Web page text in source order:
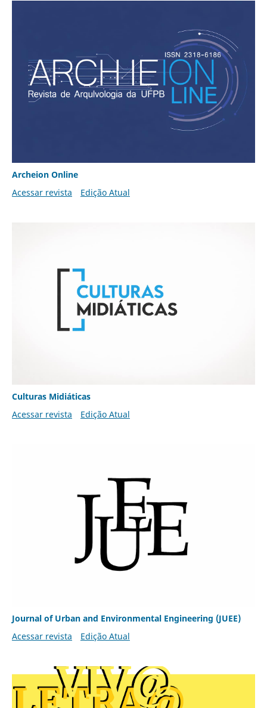
Archeion Online
Acessar revista
Edição Atual
Culturas Midiáticas
Acessar revista
Edição Atual
Journal of Urban and Environmental Engineering (JUEE)
Acessar revista
Edição Atual